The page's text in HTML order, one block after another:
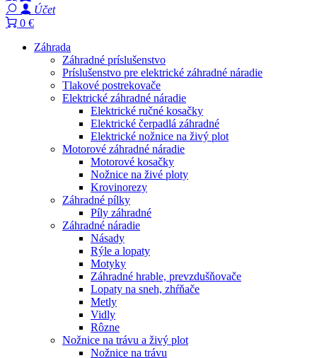
Účet
0 €
Záhrada
Záhradné príslušenstvo
Príslušenstvo pre elektrické záhradné náradie
Tlakové postrekovače
Elektrické záhradné náradie
Elektrické ručné kosačky
Elektrické čerpadlá záhradné
Elektrické nožnice na živý plot
Motorové záhradné náradie
Motorové kosačky
Nožnice na živé ploty
Krovinorezy
Záhradné pílky
Píly záhradné
Záhradné náradie
Násady
Rýle a lopaty
Motyky
Záhradné hrable, prevzdušňovače
Lopaty na sneh, zhŕňače
Metly
Vidly
Rôzne
Nožnice na trávu a živý plot
Nožnice na trávu